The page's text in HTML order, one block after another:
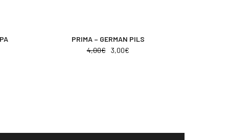
PRIMA – GERMAN PILS
4,00€ 3,00€